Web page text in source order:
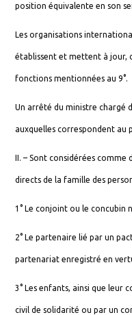
position équivalente en son
Les organisations
établissent et mettent à jour,
fonctions mentionnées au 9°.
Un arrêté du ministre chargé
auxquelles correspondent au
II. – Sont considérées comme
directs de la famille des
1° Le conjoint ou le concubin
2° Le partenaire lié par un
partenariat enregistré en
3° Les enfants, ainsi que leur
civil de solidarité ou par un